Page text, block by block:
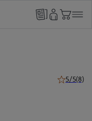
5/5(8)